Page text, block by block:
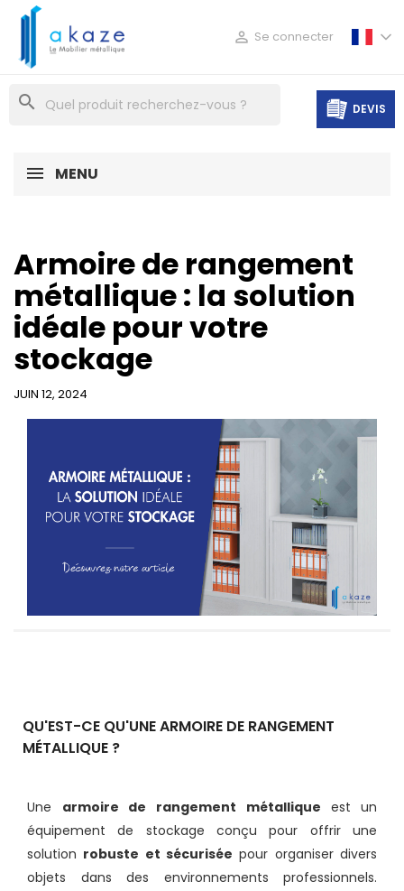
 Se connecter
search DEVIS
MENU
Armoire de rangement
métallique : la solution
idéale pour votre
stockage
JUIN 12, 2024
QU'EST-CE QU'UNE ARMOIRE DE RANGEMENT
MÉTALLIQUE ?
Une armoire de rangement métallique est un
équipement de stockage conçu pour offrir une
solution robuste et sécurisée pour organiser divers
objets dans des environnements professionnels.